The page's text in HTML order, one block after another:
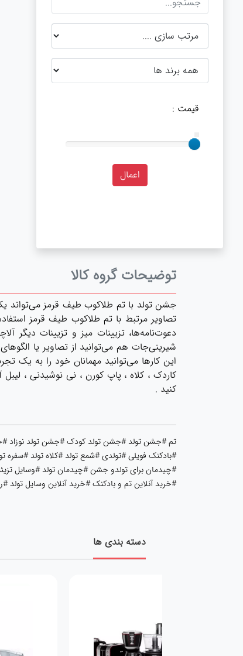
قیمت :
توضیحات گروه کالا
جشن تولد با تم طلاکوب طیف قرمز می‌تواند
تصاویر مرتبط با تم طلاکوب طیف قرمز
دعوت‌نامه‌ها، تزیینات میز و تزیینات
شیرینی‌جات هم می‌توانید از تصاویر یا
این کارها می‌توانید مهمانان خود را به
کاردک ، کلاه ، پاپ کورن ، نی نوشیدنی ،
کنید .
تم #جشن تولد #جشن تولد کودک #جشن تولد نوزاد
#بادکنک فویلی #تولدی #شمع تولد #کلاه تولد #سفره
#چیدمان برای تولدو جشن #چیدمان تولد #وسایل
#خرید آنلاین تم و بادکنک #خرید آنلاین وسایل
دسته بندی ها